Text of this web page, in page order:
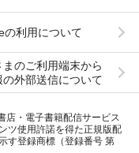
の利用について
まのご利用端末から
の外部送信について
店・電子書籍配信サービス
ツ使用許諾を得た正規版配
す登録商標（登録番号 第